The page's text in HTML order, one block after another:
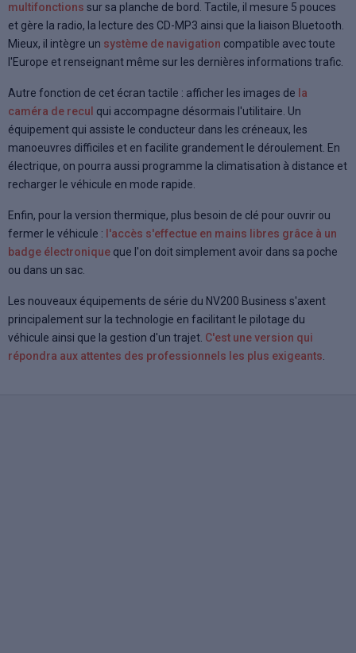
multifonctions sur sa planche de bord. Tactile, il mesure 5 pouces
et gère la radio, la lecture des CD-MP3 ainsi que la liaison Bluetooth.
Mieux, il intègre un système de navigation compatible avec toute
l'Europe et renseignant même sur les dernières informations trafic.
Autre fonction de cet écran tactile : afficher les images de la
caméra de recul qui accompagne désormais l'utilitaire. Un
équipement qui assiste le conducteur dans les créneaux, les
manoeuvres difficiles et en facilite grandement le déroulement. En
électrique, on pourra aussi programme la climatisation à distance et
recharger le véhicule en mode rapide.
Enfin, pour la version thermique, plus besoin de clé pour ouvrir ou
fermer le véhicule : l'accès s'effectue en mains libres grâce à un
badge électronique que l'on doit simplement avoir dans sa poche
ou dans un sac.
Les nouveaux équipements de série du NV200 Business s'axent
principalement sur la technologie en facilitant le pilotage du
véhicule ainsi que la gestion d'un trajet. C'est une version qui
répondra aux attentes des professionnels les plus exigeants